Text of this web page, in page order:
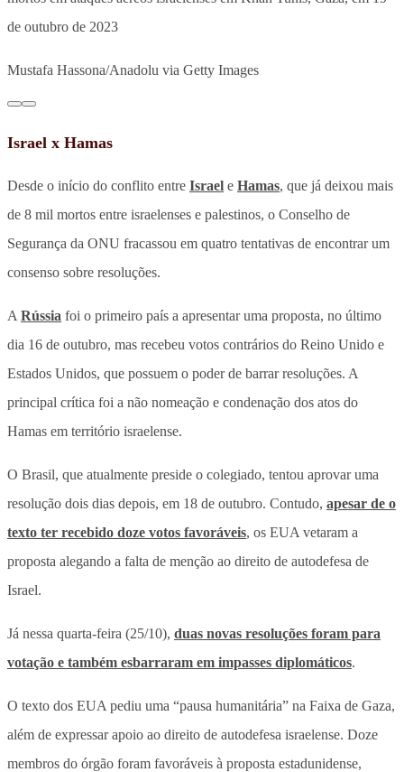
de outubro de 2023
Mustafa Hassona/Anadolu via Getty Images
Israel x Hamas
Desde o início do conflito entre Israel e Hamas, que já deixou mais
de 8 mil mortos entre israelenses e palestinos, o Conselho de
Segurança da ONU fracassou em quatro tentativas de encontrar um
consenso sobre resoluções.
A Rússia foi o primeiro país a apresentar uma proposta, no último
dia 16 de outubro, mas recebeu votos contrários do Reino Unido e
Estados Unidos, que possuem o poder de barrar resoluções. A
principal crítica foi a não nomeação e condenação dos atos do
Hamas em território israelense.
O Brasil, que atualmente preside o colegiado, tentou aprovar uma
resolução dois dias depois, em 18 de outubro. Contudo, apesar de o
texto ter recebido doze votos favoráveis, os EUA vetaram a
proposta alegando a falta de menção ao direito de autodefesa de
Israel.
Já nessa quarta-feira (25/10), duas novas resoluções foram para
votação e também esbarraram em impasses diplomáticos.
O texto dos EUA pediu uma “pausa humanitária” na Faixa de Gaza,
além de expressar apoio ao direito de autodefesa israelense. Doze
membros do órgão foram favoráveis à proposta estadunidense,